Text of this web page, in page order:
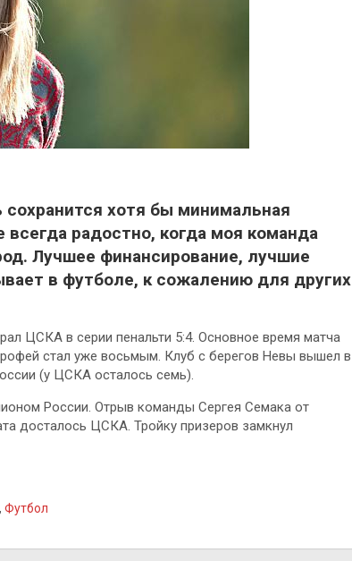
хотя бы минимальная
радостно, когда моя команда
Лучшее финансирование, лучшие
в футболе, к сожалению для других
ЦСКА в серии пенальти 5:4. Основное время матча
стал уже восьмым. Клуб с берегов Невы вышел в
(у ЦСКА осталось семь).
России. Отрыв команды Сергея Семака от
досталось ЦСКА. Тройку призеров замкнул
, Футбол